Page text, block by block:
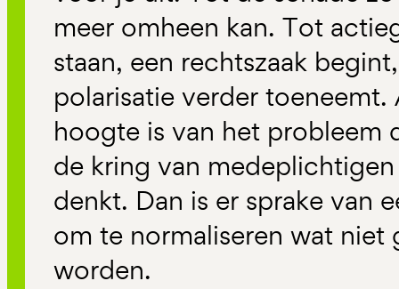
meer omheen kan. Tot
staan, een rechtszaak
polarisatie verder
hoogte is van het probleem
de kring van
denkt. Dan is er sprake van
om te normaliseren wat niet
worden.